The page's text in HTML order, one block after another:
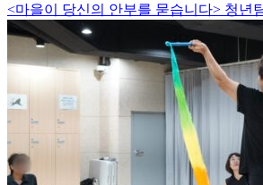
<마을이 당신의 안부를 묻습니다> 청년